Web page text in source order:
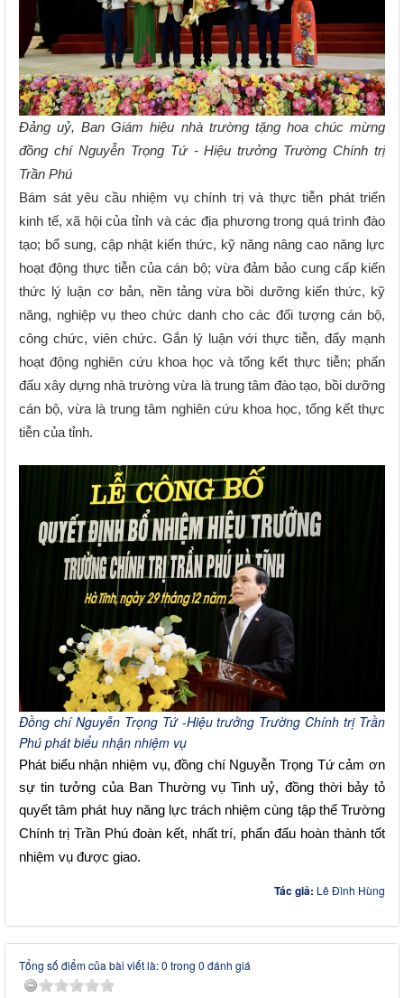
Đảng uỷ, Ban Giám hiệu nhà trường tặng hoa chúc mừng
đồng chí Nguyễn Trọng Tứ - Hiệu trưởng Trường Chính trị
Trần Phú
Bám sát yêu cầu nhiệm vụ chính trị và thực tiễn phát triển
kinh tế, xã hội của tỉnh và các địa phương trong quá trình đào
tạo; bổ sung, cập nhật kiến thức, kỹ năng nâng cao năng lực
hoạt động thực tiễn của cán bộ; vừa đảm bảo cung cấp kiến
thức lý luận cơ bản, nền tảng vừa bồi dưỡng kiến thức, kỹ
năng, nghiệp vụ theo chức danh cho các đối tượng cán bộ,
công chức, viên chức. Gắn lý luận với thực tiễn, đẩy mạnh
hoạt động nghiên cứu khoa học và tổng kết thực tiễn; phấn
đấu xây dựng nhà trường vừa là trung tâm đào tạo, bồi dưỡng
cán bộ, vừa là trung tâm nghiên cứu khoa học, tổng kết thực
tiễn của tỉnh.
Đồng chí Nguyễn Trọng Tứ -Hiệu trưởng Trường Chính trị Trần
Phú phát biểu nhận nhiệm vụ
Phát biểu nhận nhiệm vụ, đồng chí Nguyễn Trọng Tứ cảm ơn
sự tin tưởng của Ban Thường vụ Tinh uỷ, đồng thời bảy tỏ
quyết tâm phát huy năng lực trách nhiệm cùng tập thể Trường
Chính trị Trần Phú đoàn kết, nhất trí, phấn đấu hoàn thành tốt
nhiệm vụ được giao.
Tác giả: Lê Đình Hùng
Tổng số điểm của bài viết là: 0 trong 0 đánh giá